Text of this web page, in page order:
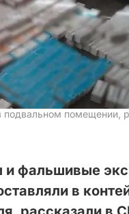
подвальном помещении,
и фальшивые
в